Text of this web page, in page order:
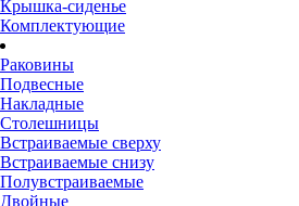
Крышка-сиденье
Комплектующие
Раковины
Подвесные
Накладные
Столешницы
Встраиваемые сверху
Встраиваемые снизу
Полувстраиваемые
Двойные